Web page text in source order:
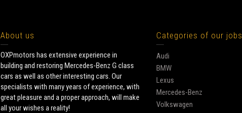
About us
OXPmotors has extensive experience in
building and restoring Mercedes-Benz G class
cars as well as other interesting cars. Our
specialists with many years of experience, with
great pleasure and a proper approach, will make
all your wishes a reality!
Categories of our jobs
Audi
BMW
Lexus
Mercedes-Benz
Volkswagen